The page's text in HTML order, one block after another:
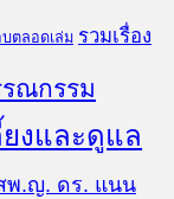
ตลอดเล่ม รวมเรื่อง
รณกรรม
ยงและดูแล
พ.ญ. ดร. แนน